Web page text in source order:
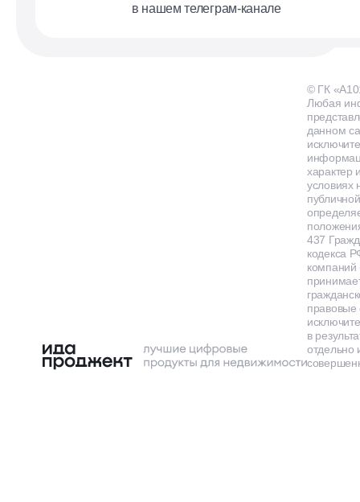
в нашем телеграм-канале
© ГК
Любая
данном
характер
условиях
437
кодекса
правовые
в
отдельно